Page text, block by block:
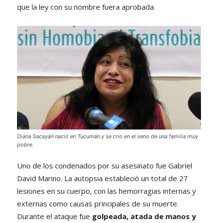
que la ley con su nombre fuera aprobada.
Diana Sacayán nació en Tucumán y se crio en el seno de una familia muy
pobre.
Uno de los condenados por su asesinato fue Gabriel
David Marino. La autopsia estableció un total de 27
lesiones en su cuerpo, con las hemorragias internas y
externas como causas principales de su muerte.
Durante el ataque fue golpeada, atada de manos y